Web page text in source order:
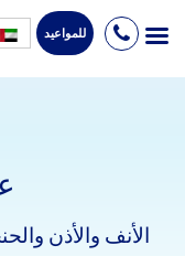
Skip
للمواعيد
الأنف والأذن